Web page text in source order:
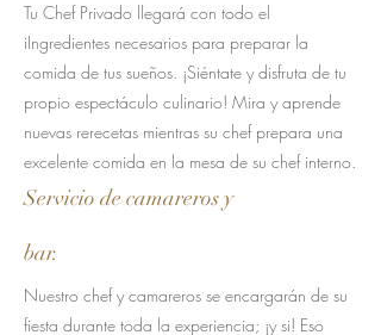
Tu Chef Privado llegará con todo el
iIngredientes necesarios para preparar la
comida de tus sueños. ¡Siéntate y disfruta de tu
propio espectáculo culinario! Mira y aprende
nuevas rerecetas mientras su chef prepara una
excelente comida en la mesa de su chef interno.
Nuestro chef y camareros se encargarán de su
fiesta durante toda la experiencia; ¡y si! Eso
Servicio de camareros y
bar.